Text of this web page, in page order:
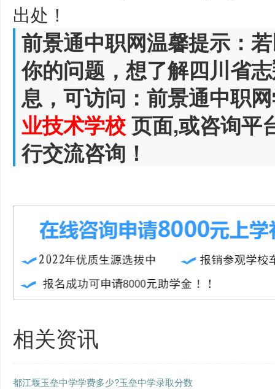
出处！
前景通中职网温馨提示：
你的问题，想了解四川省
息，可访问：前景通中职
业技术学校页面,或咨询平
行交流咨询！
相关资讯
都江堰玉垒中学学费多少?玉垒中学录取分数